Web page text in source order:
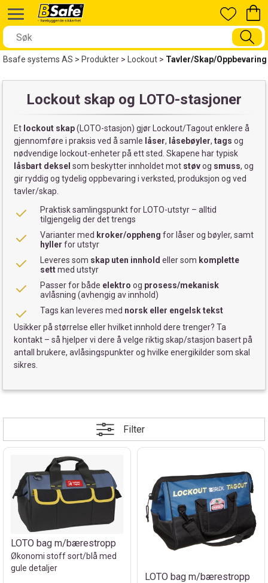
Bsafe systems AS>Produkter> Lockout>Tavler/Skap/Oppbevaring
Lockout skap og LOTO-stasjoner
Et lockout skap(LOTO-stasjon) gjør Lockout/Tagout enklere å
gjennomføre i praksis ved å samle låser, låsebøyler,tags og
nødvendige lockout-enheter på ett sted. Skapene har typisk
låsbart deksel som beskytter innholdet mot støvog smuss, og
gir ryddig og tydelig oppbevaring i verksted, produksjon og ved
tavler/skap.
Praktisk samlingspunkt for LOTO-utstyr – alltid
tilgjengelig der det trengs
Varianter med kroker/oppheng for låser og bøyler, samt
hyller for utstyr
Leveres som skap uten innhold eller som komplette
settmed utstyr
Passer for både elektro og prosess/mekanisk
avlåsning (avhengig av innhold)
Tags kan leveres med norsk eller engelsk tekst
Usikker på størrelse eller hvilket innhold dere trenger? Ta
kontakt – så hjelper vi dere å velge riktig skap/stasjon basert på
antall brukere, avlåsingspunkter og hvilke energikilder som skal
sikres.
Filter
LOTO bag m/bærestropp
Økonomi stoff sort/blå med
gule detaljer
LOTO bag m/bærestropp